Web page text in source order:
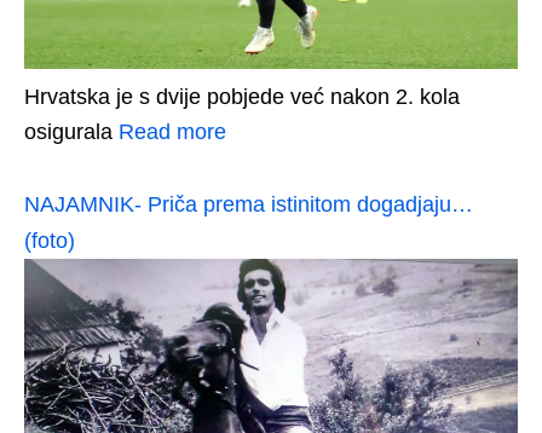
Hrvatska je s dvije pobjede već nakon 2. kola
osigurala Read more
NAJAMNIK- Priča prema istinitom dogadjaju…
(foto)